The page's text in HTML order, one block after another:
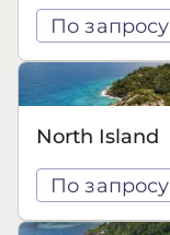
По запросу
North Island
По запросу